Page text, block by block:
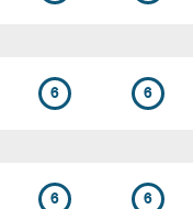
6 6
6 6